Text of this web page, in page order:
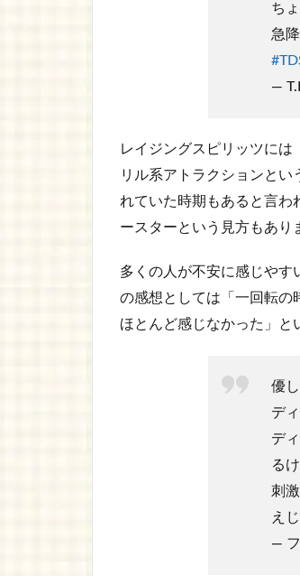
ち
急
—
レイジングスピリッツに
リル系アトラクションと
れていた時期もあると言わ
ースターという見方もあり
多くの人が不安に感じやす
の感想としては「一回転の
ほとんど感じなかった」と
優
デ
デ
る
刺
え
—